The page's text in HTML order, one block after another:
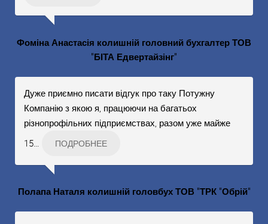
Фоміна Анастасія колишній головний бухгалтер ТОВ
"БІТА Едвертайзінг"
Дуже приємно писати відгук про таку Потужну
Компанію з якою я, працюючи на багатьох
різнопрофільних підприємствах, разом уже майже
15
ПОДРОБНЕЕ
Полапа Наталя колишній головбух ТОВ "ТРК "Обрій"